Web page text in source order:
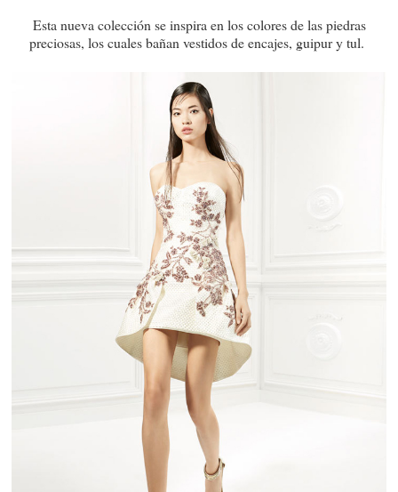
Esta nueva colección se inspira en los colores de las piedras
preciosas, los cuales bañan vestidos de encajes, guipur y tul.